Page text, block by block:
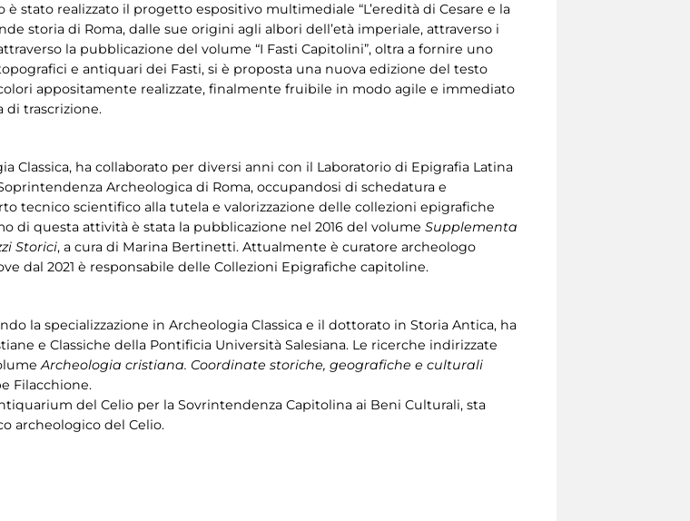
stato realizzato il progetto espositivo multimediale “L’eredità di Cesare e la
storia di Roma, dalle sue origini agli albori dell’età imperiale, attraverso i
la pubblicazione del volume “I Fasti Capitolini”, oltra a fornire uno
e antiquari dei Fasti, si è proposta una nuova edizione del testo
appositamente realizzate, finalmente fruibile in modo agile e immediato
di trascrizione.
Classica, ha collaborato per diversi anni con il Laboratorio di Epigrafia Latina
Archeologica di Roma, occupandosi di schedatura e
tecnico scientifico alla tutela e valorizzazione delle collezioni epigrafiche
di questa attività è stata la pubblicazione nel 2016 del volume Supplementa
Storici, a cura di Marina Bertinetti. Attualmente è curatore archeologo
dal 2021 è responsabile delle Collezioni Epigrafiche capitoline.
la specializzazione in Archeologia Classica e il dottorato in Storia Antica, ha
e Classiche della Pontificia Università Salesiana. Le ricerche indirizzate
Archeologia cristiana. Coordinate storiche, geografiche e culturali
Filacchione.
del Celio per la Sovrintendenza Capitolina ai Beni Culturali, sta
archeologico del Celio.